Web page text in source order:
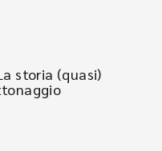
storia (quasi)